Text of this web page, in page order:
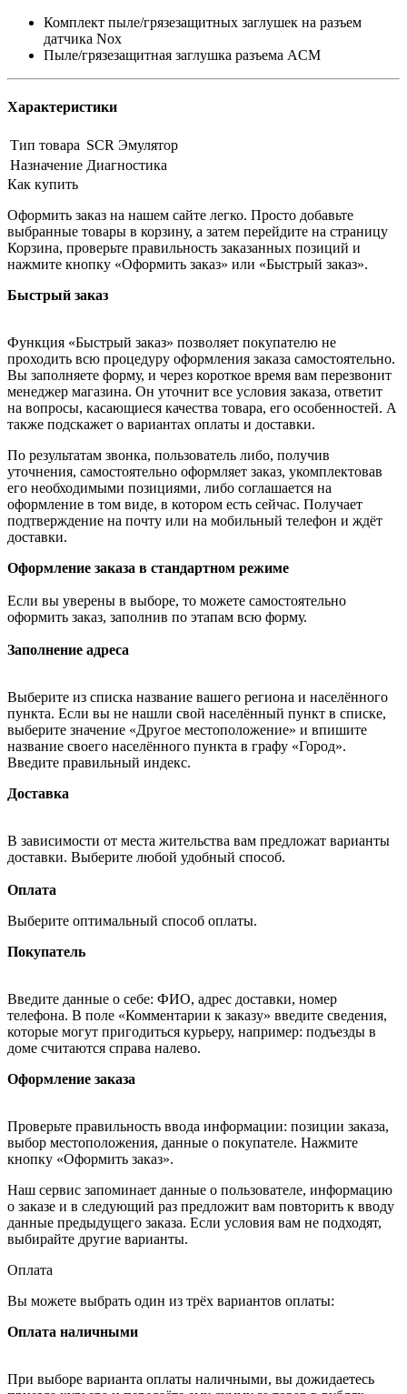
Комплект пыле/грязезащитных заглушек на разъем
датчика Nox
Пыле/грязезащитная заглушка разъема ACM
Характеристики
Тип товара SCR Эмулятор
Назначение Диагностика
Как купить
Оформить заказ на нашем сайте легко. Просто добавьте
выбранные товары в корзину, а затем перейдите на страницу
Корзина, проверьте правильность заказанных позиций и
нажмите кнопку «Оформить заказ» или «Быстрый заказ».
Быстрый заказ
Функция «Быстрый заказ» позволяет покупателю не
проходить всю процедуру оформления заказа самостоятельно.
Вы заполняете форму, и через короткое время вам перезвонит
менеджер магазина. Он уточнит все условия заказа, ответит
на вопросы, касающиеся качества товара, его особенностей. А
также подскажет о вариантах оплаты и доставки.
По результатам звонка, пользователь либо, получив
уточнения, самостоятельно оформляет заказ, укомплектовав
его необходимыми позициями, либо соглашается на
оформление в том виде, в котором есть сейчас. Получает
подтверждение на почту или на мобильный телефон и ждёт
доставки.
Оформление заказа в стандартном режиме
Если вы уверены в выборе, то можете самостоятельно
оформить заказ, заполнив по этапам всю форму.
Заполнение адреса
Выберите из списка название вашего региона и населённого
пункта. Если вы не нашли свой населённый пункт в списке,
выберите значение «Другое местоположение» и впишите
название своего населённого пункта в графу «Город».
Введите правильный индекс.
Доставка
В зависимости от места жительства вам предложат варианты
доставки. Выберите любой удобный способ.
Оплата
Выберите оптимальный способ оплаты.
Покупатель
Введите данные о себе: ФИО, адрес доставки, номер
телефона. В поле «Комментарии к заказу» введите сведения,
которые могут пригодиться курьеру, например: подъезды в
доме считаются справа налево.
Оформление заказа
Проверьте правильность ввода информации: позиции заказа,
выбор местоположения, данные о покупателе. Нажмите
кнопку «Оформить заказ».
Наш сервис запоминает данные о пользователе, информацию
о заказе и в следующий раз предложит вам повторить к вводу
данные предыдущего заказа. Если условия вам не подходят,
выбирайте другие варианты.
Оплата
Вы можете выбрать один из трёх вариантов оплаты:
Оплата наличными
При выборе варианта оплаты наличными, вы дожидаетесь